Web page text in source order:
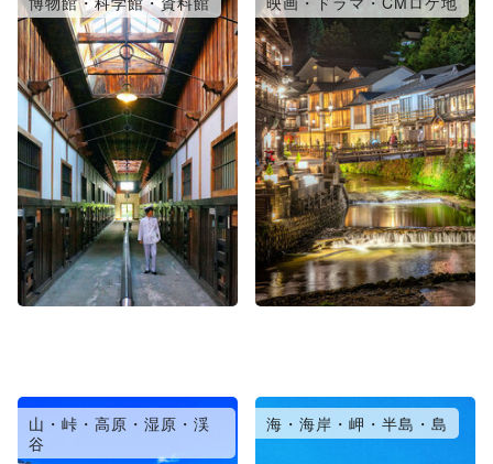
山・峠・高原・湿原・渓
谷
海・海岸・岬・半島・島